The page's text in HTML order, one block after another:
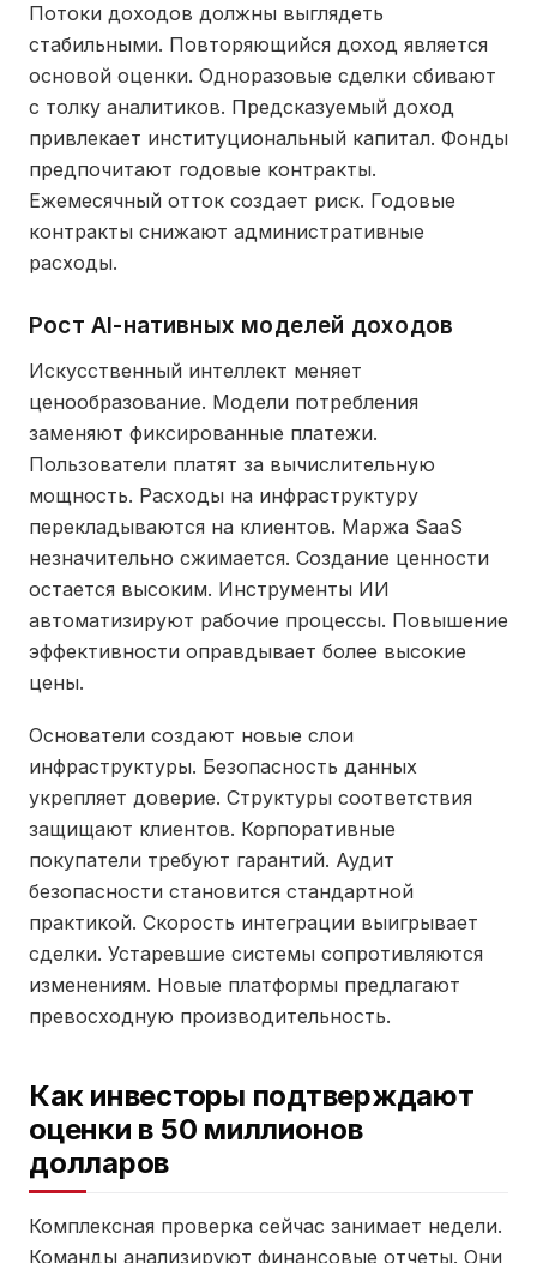
Потоки доходов должны выглядеть
стабильными. Повторяющийся доход является
основой оценки. Одноразовые сделки сбивают
с толку аналитиков. Предсказуемый доход
привлекает институциональный капитал. Фонды
предпочитают годовые контракты.
Ежемесячный отток создает риск. Годовые
контракты снижают административные
расходы.
Рост AI-нативных моделей доходов
Искусственный интеллект меняет
ценообразование. Модели потребления
заменяют фиксированные платежи.
Пользователи платят за вычислительную
мощность. Расходы на инфраструктуру
перекладываются на клиентов. Маржа SaaS
незначительно сжимается. Создание ценности
остается высоким. Инструменты ИИ
автоматизируют рабочие процессы. Повышение
эффективности оправдывает более высокие
цены.
Основатели создают новые слои
инфраструктуры. Безопасность данных
укрепляет доверие. Структуры соответствия
защищают клиентов. Корпоративные
покупатели требуют гарантий. Аудит
безопасности становится стандартной
практикой. Скорость интеграции выигрывает
сделки. Устаревшие системы сопротивляются
изменениям. Новые платформы предлагают
превосходную производительность.
Как инвесторы подтверждают
оценки в 50 миллионов
долларов
Комплексная проверка сейчас занимает недели.
Команды анализируют финансовые отчеты. Они